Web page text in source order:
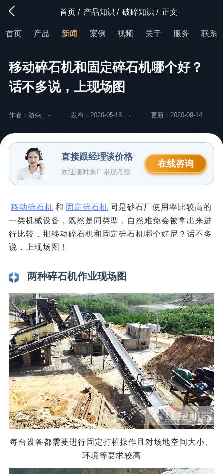
首页 / 产品知识 / 破碎知识 / 正文
首页 产品 新闻 案例 视频 关于 服务 联系
移动碎石机和固定碎石机哪个好？
话不多说，上现场图
作者：游朵 发布：2020-05-18 更新：2020-09-14
直接跟经理谈价格
欢迎随时来厂参观考察
在线咨询
移动碎石机 和 固定碎石机 同是砂石厂使用率比较高的
一类机械设备，既然是同类型，自然难免会被拿出来进
行比较，那移动碎石机和固定碎石机哪个好尼？话不多
说，上现场图！
两种碎石机作业现场图
每台设备都需要进行固定打桩操作且对场地空间大小、
环境等要求较高